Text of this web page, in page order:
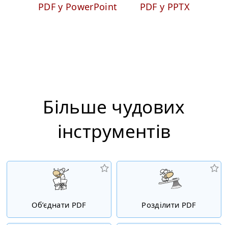
PDF у PowerPoint PDF у PPTX
Більше чудових
інструментiв
Об’єднати PDF Розділити PDF